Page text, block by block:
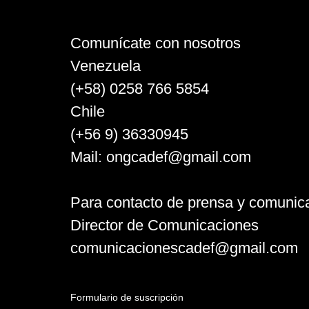
Comunícate con nosotros
Venezuela
(+58) 0258 766 5854
Chile
(+56 9) 36330945
Mail: ongcadef@gmail.com
Para contacto de prensa y
Director de Comunicaciones
comunicacionescadef@gmail.com
Formulario de suscripción